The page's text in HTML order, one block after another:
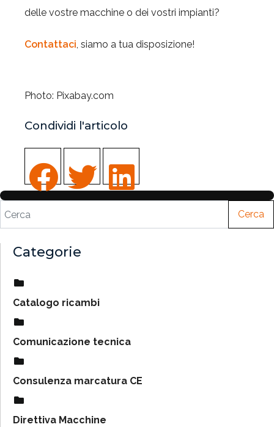
delle vostre macchine o dei vostri impianti?
Contattaci, siamo a tua disposizione!
Photo: Pixabay.com
Condividi l'articolo
Cerca
Categorie
Catalogo ricambi
Comunicazione tecnica
Consulenza marcatura CE
Direttiva Macchine